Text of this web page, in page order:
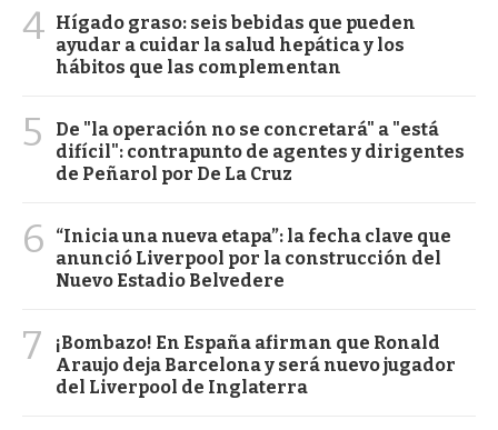
4 Hígado graso: seis bebidas que pueden
ayudar a cuidar la salud hepática y los
hábitos que las complementan
5
De "la operación no se concretará" a "está
difícil": contrapunto de agentes y dirigentes
de Peñarol por De La Cruz
6
“Inicia una nueva etapa”: la fecha clave que
anunció Liverpool por la construcción del
Nuevo Estadio Belvedere
7
¡Bombazo! En España afirman que Ronald
Araujo deja Barcelona y será nuevo jugador
del Liverpool de Inglaterra